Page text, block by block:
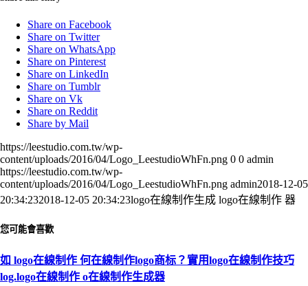
Share on Facebook
Share on Twitter
Share on WhatsApp
Share on Pinterest
Share on LinkedIn
Share on Tumblr
Share on Vk
Share on Reddit
Share by Mail
https://leestudio.com.tw/wp-
content/uploads/2016/04/Logo_LeestudioWhFn.png 0 0 admin
https://leestudio.com.tw/wp-
content/uploads/2016/04/Logo_LeestudioWhFn.png admin2018-12-05
20:34:232018-12-05 20:34:23logo在線制作生成 logo在線制作 器
您可能會喜歡
如 logo在線制作 何在線制作logo商标？實用logo在線制作技巧
log.logo在線制作 o在線制作生成器